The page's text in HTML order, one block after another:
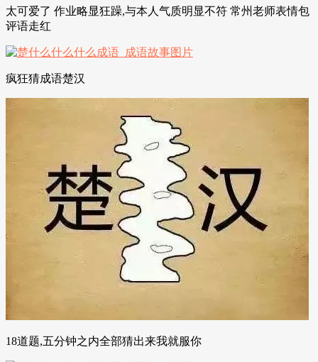
太可爱了 作业略显狂躁,与本人气质明显不符 常州老师表情包
评语走红
疯狂猜成语楚汉
18道题,五分钟之内全部猜出来我就服你